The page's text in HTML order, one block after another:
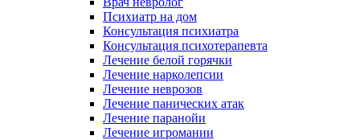
Психиатр на дом
Консультация психиатра
Консультация психотерапевта
Лечение белой горячки
Лечение нарколепсии
Лечение неврозов
Лечение панических атак
Лечение паранойи
Лечение игромании